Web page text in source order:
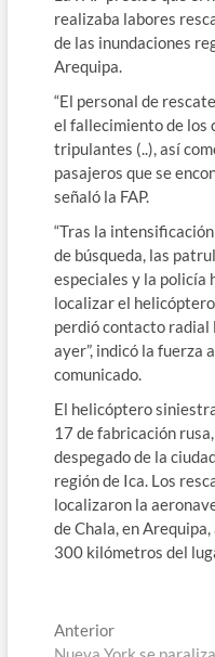
realizaba labores
de las inundaciones
Arequipa.
“El personal de
el fallecimiento de los
tripulantes (..), así
pasajeros que se
señaló la FAP.
“Tras la
de búsqueda, las
especiales y la policía
localizar el
perdió contacto radial
ayer”, indicó la fuerza
comunicado.
El helicóptero
17 de fabricación
despegado de la
región de Ica. Los
localizaron la
de Chala, en Arequipa,
300 kilómetros del
Navegación
AnteriorEntrada
anterior: